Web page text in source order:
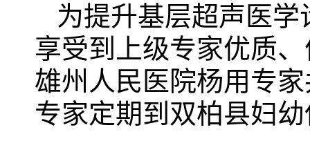
为提升基层超声医
享受到上级专家优质
雄州人民医院杨用专
专家定期到双柏县妇